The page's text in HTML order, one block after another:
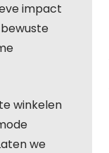
impact
winkelen
we